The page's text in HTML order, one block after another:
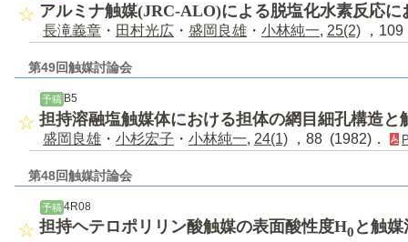
アルミナ触媒(JRC-ALO)による脱塩化水素反応
長滝義章 ・ 田村光広 ・ 盛岡良雄 ・ 小林純一, 25(2) ，
第49回触媒討論会
予稿 B5
担持溶融塩触媒体における担体の網目細孔構造と
盛岡良雄 ・ 小杉宏子 ・ 小林純一, 24(1) ，88 (1982)．
第48回触媒討論会
予稿 4R08
担持ヘテロポリリン酸触媒の表面酸性度H0 と触